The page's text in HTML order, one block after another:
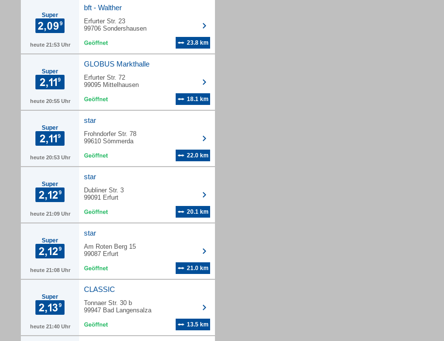
Super
heute 21:53 Uhr
bft - Walther
Erfurter Str. 23
99706 Sondershausen
23.8 km
Super
heute 20:55 Uhr
GLOBUS Markthalle
Erfurter Str. 72
99095 Mittelhausen
18.1 km
Super
heute 20:53 Uhr
star
Frohndorfer Str. 78
99610 Sömmerda
22.0 km
Super
heute 21:09 Uhr
star
Dubliner Str. 3
99091 Erfurt
20.1 km
Super
heute 21:08 Uhr
star
Am Roten Berg 15
99087 Erfurt
21.0 km
Super
heute 21:40 Uhr
CLASSIC
Tonnaer Str. 30 b
99947 Bad Langensalza
13.5 km